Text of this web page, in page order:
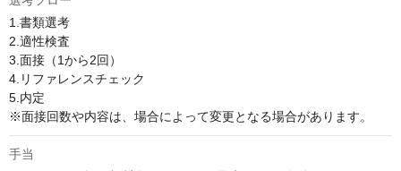
1.書類選考
2.適性検査
3.面接（1から2回）
4.リファレンスチェック
5.内定
※面接回数や内容は、場合によって変更となる場合があります。
手当